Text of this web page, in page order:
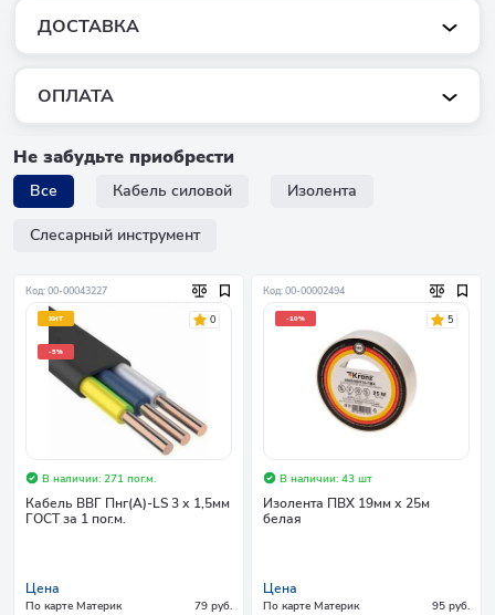
ДОСТАВКА
ОПЛАТА
Не забудьте приобрести
Все Кабель силовой Изолента
Слесарный инструмент
Код: 00-00043227
ХИТ
-5%
0
В наличии: 271 пог.м.
Кабель ВВГ Пнг(А)-LS 3 х 1,5мм
ГОСТ за 1 пог.м.
Цена
По карте Материк
79 руб.
Код: 00-00002494
-10% 5
В наличии: 43 шт
Изолента ПВХ 19мм х 25м
белая
Цена
По карте Материк
95 руб.